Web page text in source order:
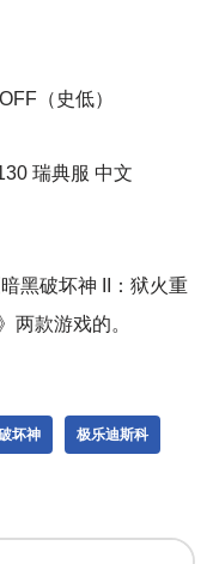
（史低）
瑞典服 中文
黑破坏神 II：狱火重
两款游戏的。
坏神 极乐迪斯科